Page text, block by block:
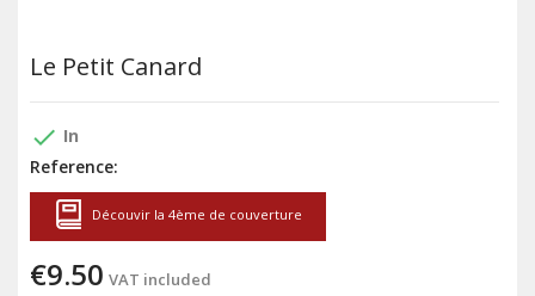
Le Petit Canard
done In
Reference:
Découvir la 4ème de couverture
€9.50 VAT included